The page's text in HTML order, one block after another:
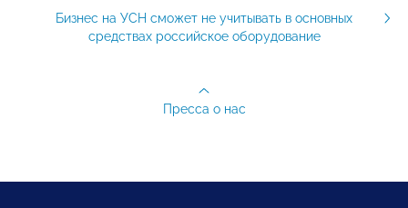
Бизнес на УСН сможет не учитывать в основных
средствах российское оборудование
Пресса о нас